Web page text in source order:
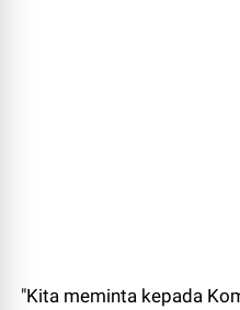
"Kita meminta kepada